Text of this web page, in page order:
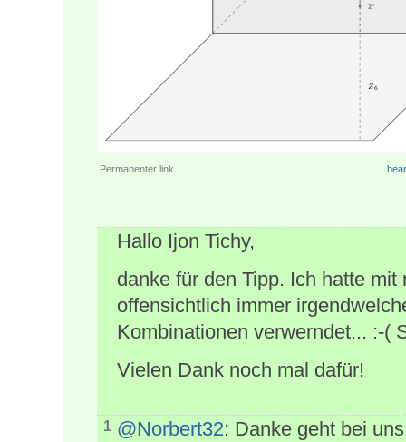
Permanenter link
Hallo Ijon Tichy,
danke für den Tipp. Ich hatte
offensichtlich immer
Kombinationen verwerndet... :-(
Vielen Dank noch mal dafür!
1 @Norbert32: Danke geht bei